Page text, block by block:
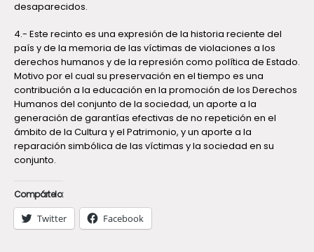
desaparecidos.
4.- Este recinto es una expresión de la historia reciente del
país y de la memoria de las víctimas de violaciones a los
derechos humanos y de la represión como política de Estado.
Motivo por el cual su preservación en el tiempo es una
contribución a la educación en la promoción de los Derechos
Humanos del conjunto de la sociedad, un aporte a la
generación de garantías efectivas de no repetición en el
ámbito de la Cultura y el Patrimonio, y un aporte a la
reparación simbólica de las víctimas y la sociedad en su
conjunto.
Compártelo:
Twitter Facebook